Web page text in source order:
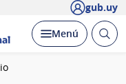
gub.uy
Desplegar
Menú Abrir